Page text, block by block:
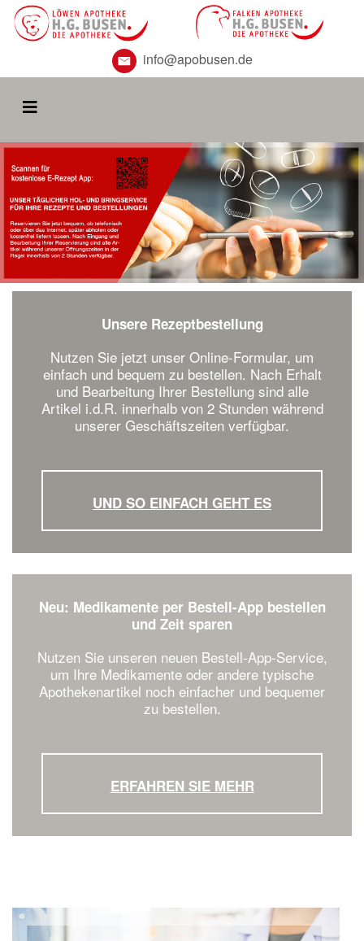
info@apobusen.de
Unsere Rezeptbestellung
Nutzen Sie jetzt unser Online-Formular, um
einfach und bequem zu bestellen. Nach Erhalt
und Bearbeitung Ihrer Bestellung sind alle
Artikel i.d.R. innerhalb von 2 Stunden während
unserer Geschäftszeiten verfügbar.
UND SO EINFACH GEHT ES
Neu: Medikamente per Bestell-App bestellen
und Zeit sparen
Nutzen Sie unseren neuen Bestell-App-Service,
um Ihre Medikamente oder andere typische
Apothekenartikel noch einfacher und bequemer
zu bestellen.
ERFAHREN SIE MEHR